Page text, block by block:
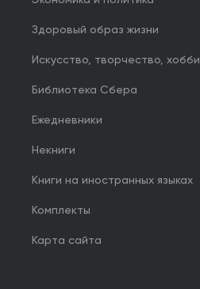
Здоровый образ жизни
Искусство, творчество, хобби
Библиотека Сбера
Ежедневники
Некниги
Книги на иностранных языках
Комплекты
Карта сайта